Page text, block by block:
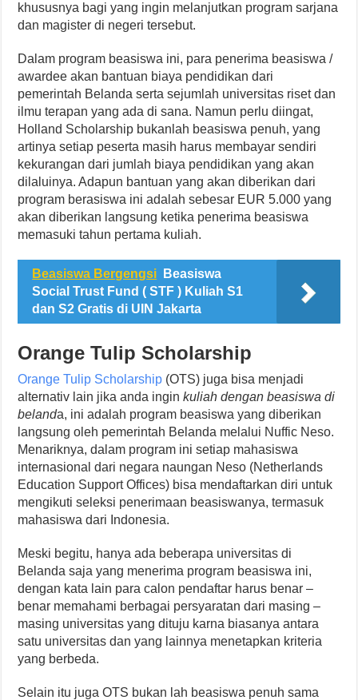
khususnya bagi yang ingin melanjutkan program sarjana
dan magister di negeri tersebut.
Dalam program beasiswa ini, para penerima beasiswa /
awardee akan bantuan biaya pendidikan dari
pemerintah Belanda serta sejumlah universitas riset dan
ilmu terapan yang ada di sana. Namun perlu diingat,
Holland Scholarship bukanlah beasiswa penuh, yang
artinya setiap peserta masih harus membayar sendiri
kekurangan dari jumlah biaya pendidikan yang akan
dilaluinya. Adapun bantuan yang akan diberikan dari
program berasiswa ini adalah sebesar EUR 5.000 yang
akan diberikan langsung ketika penerima beasiswa
memasuki tahun pertama kuliah.
Beasiswa Bergengsi
Beasiswa
Social Trust Fund ( STF ) Kuliah S1
dan S2 Gratis di UIN Jakarta
Orange Tulip Scholarship
Orange Tulip Scholarship (OTS) juga bisa menjadi
alternativ lain jika anda inginkuliah dengan beasiswa di
belanda, ini adalah program beasiswa yang diberikan
langsung oleh pemerintah Belanda melalui Nuffic Neso.
Menariknya, dalam program ini setiap mahasiswa
internasional dari negara naungan Neso (Netherlands
Education Support Offices) bisa mendaftarkan diri untuk
mengikuti seleksi penerimaan beasiswanya, termasuk
mahasiswa dari Indonesia.
Meski begitu, hanya ada beberapa universitas di
Belanda saja yang menerima program beasiswa ini,
dengan kata lain para calon pendaftar harus benar –
benar memahami berbagai persyaratan dari masing –
masing universitas yang dituju karna biasanya antara
satu universitas dan yang lainnya menetapkan kriteria
yang berbeda.
Selain itu juga OTS bukan lah beasiswa penuh sama